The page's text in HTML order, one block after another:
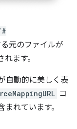
元のファイルが
ます。
自動的に美しく表
コ
れています。